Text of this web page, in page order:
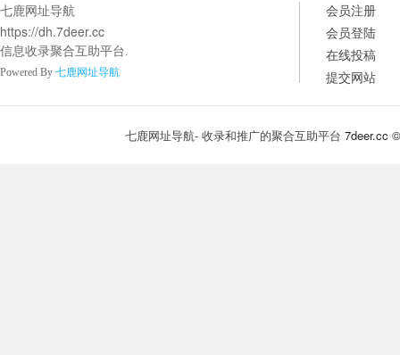
七鹿网址导航
https://dh.7deer.cc
信息收录聚合互助平台.
Powered By 七鹿网址导航
会员注册
会员登陆
在线投稿
提交网站
七鹿网址导航- 收录和推广的聚合互助平台 7deer.cc